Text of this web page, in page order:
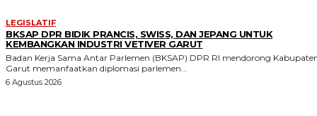
LEGISLATIF
BKSAP DPR BIDIK PRANCIS, SWISS, DAN JEPANG UNTUK
KEMBANGKAN INDUSTRI VETIVER GARUT
Badan Kerja Sama Antar Parlemen (BKSAP) DPR RI mendorong
Garut memanfaatkan diplomasi parlemen...
6 Agustus 2026